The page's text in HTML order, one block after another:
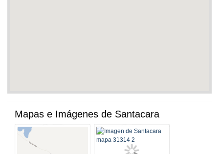
Mapas e Imágenes de Santacara